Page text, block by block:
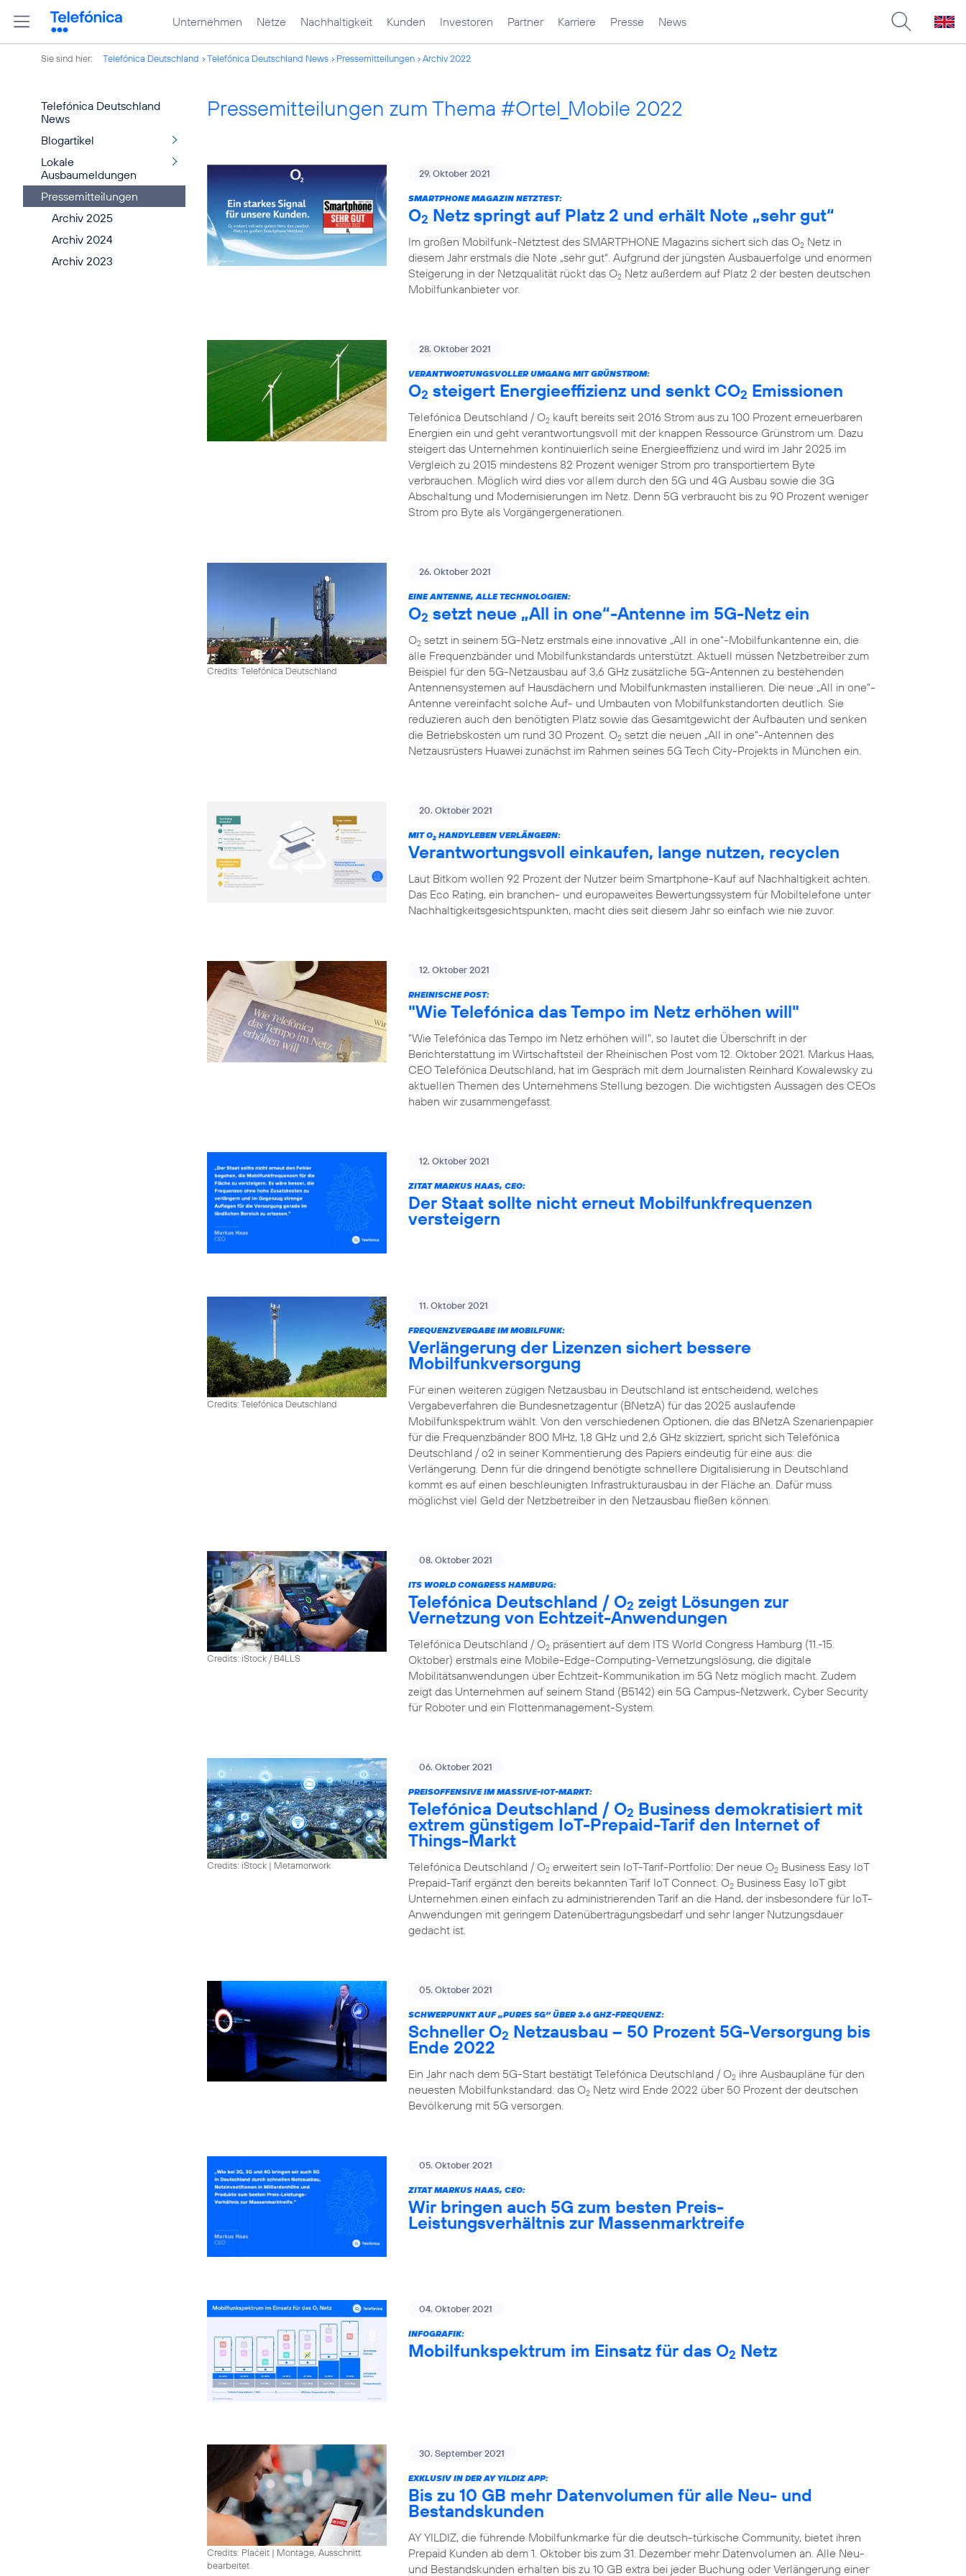
Unternehmen Netze Nachhaltigkeit Kunden Investoren Partner Karriere Presse News
Sie sind hier: Telefónica Deutschland Telefónica Deutschland News Pressemitteilungen Archiv 2022
Telefónica Deutschland
News
Blogartikel
Lokale
Ausbaumeldungen
Pressemitteilungen
Archiv 2025
Archiv 2024
Archiv 2023
Pressemitteilungen zum Thema #Ortel_Mobile 2022
29. Oktober 2021
SMARTPHONE MAGAZIN NETZTEST:
O2 Netz springt auf Platz 2 und erhält Note „sehr gut“
Im großen Mobilfunk-Netztest des SMARTPHONE Magazins sichert sich das O2 Netz in
diesem Jahr erstmals die Note „sehr gut“. Aufgrund der jüngsten Ausbauerfolge und enormen
Steigerung in der Netzqualität rückt das O2 Netz außerdem auf Platz 2 der besten deutschen
Mobilfunkanbieter vor.
28. Oktober 2021
VERANTWORTUNGSVOLLER UMGANG MIT GRÜNSTROM:
O2 steigert Energieeffizienz und senkt CO2 Emissionen
Telefónica Deutschland / O2 kauft bereits seit 2016 Strom aus zu 100 Prozent erneuerbaren
Energien ein und geht verantwortungsvoll mit der knappen Ressource Grünstrom um. Dazu
steigert das Unternehmen kontinuierlich seine Energieeffizienz und wird im Jahr 2025 im
Vergleich zu 2015 mindestens 82 Prozent weniger Strom pro transportiertem Byte
verbrauchen. Möglich wird dies vor allem durch den 5G und 4G Ausbau sowie die 3G
Abschaltung und Modernisierungen im Netz. Denn 5G verbraucht bis zu 90 Prozent weniger
Strom pro Byte als Vorgängergenerationen.
Credits: Telefónica Deutschland
26. Oktober 2021
EINE ANTENNE, ALLE TECHNOLOGIEN:
O2 setzt neue „All in one“-Antenne im 5G-Netz ein
O2 setzt in seinem 5G-Netz erstmals eine innovative „All in one“-Mobilfunkantenne ein, die
alle Frequenzbänder und Mobilfunkstandards unterstützt. Aktuell müssen Netzbetreiber zum
Beispiel für den 5G-Netzausbau auf 3,6 GHz zusätzliche 5G-Antennen zu bestehenden
Antennensystemen auf Hausdächern und Mobilfunkmasten installieren. Die neue „All in one“-
Antenne vereinfacht solche Auf- und Umbauten von Mobilfunkstandorten deutlich. Sie
reduzieren auch den benötigten Platz sowie das Gesamtgewicht der Aufbauten und senken
die Betriebskosten um rund 30 Prozent. O2 setzt die neuen „All in one“-Antennen des
Netzausrüsters Huawei zunächst im Rahmen seines 5G Tech City-Projekts in München ein.
20. Oktober 2021
MIT O2 HANDYLEBEN VERLÄNGERN:
Verantwortungsvoll einkaufen, lange nutzen, recyclen
Laut Bitkom wollen 92 Prozent der Nutzer beim Smartphone-Kauf auf Nachhaltigkeit achten.
Das Eco Rating, ein branchen- und europaweites Bewertungssystem für Mobiltelefone unter
Nachhaltigkeitsgesichtspunkten, macht dies seit diesem Jahr so einfach wie nie zuvor.
12. Oktober 2021
RHEINISCHE POST:
"Wie Telefónica das Tempo im Netz erhöhen will"
"Wie Telefónica das Tempo im Netz erhöhen will", so lautet die Überschrift in der
Berichterstattung im Wirtschaftsteil der Rheinischen Post vom 12. Oktober 2021. Markus Haas,
CEO Telefónica Deutschland, hat im Gespräch mit dem Journalisten Reinhard Kowalewsky zu
aktuellen Themen des Unternehmens Stellung bezogen. Die wichtigsten Aussagen des CEOs
haben wir zusammengefasst.
12. Oktober 2021
ZITAT MARKUS HAAS, CEO:
Der Staat sollte nicht erneut Mobilfunkfrequenzen
versteigern
Credits: Telefónica Deutschland
11. Oktober 2021
FREQUENZVERGABE IM MOBILFUNK:
Verlängerung der Lizenzen sichert bessere
Mobilfunkversorgung
Für einen weiteren zügigen Netzausbau in Deutschland ist entscheidend, welches
Vergabeverfahren die Bundesnetzagentur (BNetzA) für das 2025 auslaufende
Mobilfunkspektrum wählt. Von den verschiedenen Optionen, die das BNetzA Szenarienpapier
für die Frequenzbänder 800 MHz, 1,8 GHz und 2,6 GHz skizziert, spricht sich Telefónica
Deutschland / o2 in seiner Kommentierung des Papiers eindeutig für eine aus: die
Verlängerung. Denn für die dringend benötigte schnellere Digitalisierung in Deutschland
kommt es auf einen beschleunigten Infrastrukturausbau in der Fläche an. Dafür muss
möglichst viel Geld der Netzbetreiber in den Netzausbau fließen können.
Credits: iStock / B4LLS
08. Oktober 2021
ITS WORLD CONGRESS HAMBURG:
Telefónica Deutschland / O2 zeigt Lösungen zur
Vernetzung von Echtzeit-Anwendungen
Telefónica Deutschland / O2 präsentiert auf dem ITS World Congress Hamburg (11.-15.
Oktober) erstmals eine Mobile-Edge-Computing-Vernetzungslösung, die digitale
Mobilitätsanwendungen über Echtzeit-Kommunikation im 5G Netz möglich macht. Zudem
zeigt das Unternehmen auf seinem Stand (B5142) ein 5G Campus-Netzwerk, Cyber Security
für Roboter und ein Flottenmanagement-System.
Credits: iStock | Metamorwork
06. Oktober 2021
PREISOFFENSIVE IM MASSIVE-IOT-MARKT:
Telefónica Deutschland / O2 Business demokratisiert mit
extrem günstigem IoT-Prepaid-Tarif den Internet of
Things-Markt
Telefónica Deutschland / O2 erweitert sein IoT-Tarif-Portfolio: Der neue O2 Business Easy IoT
Prepaid-Tarif ergänzt den bereits bekannten Tarif IoT Connect. O2 Business Easy IoT gibt
Unternehmen einen einfach zu administrierenden Tarif an die Hand, der insbesondere für IoT-
Anwendungen mit geringem Datenübertragungsbedarf und sehr langer Nutzungsdauer
gedacht ist.
05. Oktober 2021
SCHWERPUNKT AUF „PURES 5G“ ÜBER 3.6 GHZ-FREQUENZ:
Schneller O2 Netzausbau – 50 Prozent 5G-Versorgung bis
Ende 2022
Ein Jahr nach dem 5G-Start bestätigt Telefónica Deutschland / O2 ihre Ausbaupläne für den
neuesten Mobilfunkstandard: das O2 Netz wird Ende 2022 über 50 Prozent der deutschen
Bevölkerung mit 5G versorgen.
05. Oktober 2021
ZITAT MARKUS HAAS, CEO:
Wir bringen auch 5G zum besten Preis-
Leistungsverhältnis zur Massenmarktreife
04. Oktober 2021
INFOGRAFIK:
Mobilfunkspektrum im Einsatz für das O2 Netz
Credits: Placeit | Montage, Ausschnitt
bearbeitet
30. September 2021
EXKLUSIV IN DER AY YILDIZ APP:
Bis zu 10 GB mehr Datenvolumen für alle Neu- und
Bestandskunden
AY YILDIZ, die führende Mobilfunkmarke für die deutsch-türkische Community, bietet ihren
Prepaid Kunden ab dem 1. Oktober bis zum 31. Dezember mehr Datenvolumen an. Alle Neu-
und Bestandskunden erhalten bis zu 10 GB extra bei jeder Buchung oder Verlängerung einer